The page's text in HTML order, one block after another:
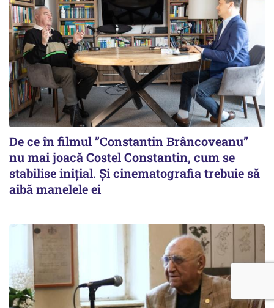
De ce în filmul ”Constantin Brâncoveanu”
nu mai joacă Costel Constantin, cum se
stabilise inițial. Și cinematografia trebuie să
aibă manelele ei